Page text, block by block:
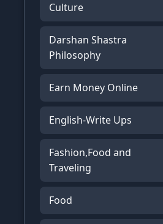
Culture
Darshan Shastra
Philosophy
Earn Money Online
English-Write Ups
Fashion,Food and
Traveling
Food